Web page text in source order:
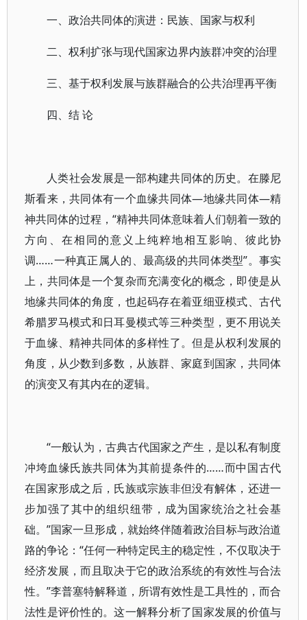
一、政治共同体的演进：民族、国家与权利
二、权利扩张与现代国家边界内族群冲突的治理
三、基于权利发展与族群融合的公共治理再平衡
四、结 论
人类社会发展是一部构建共同体的历史。在滕尼
斯看来，共同体有一个血缘共同体—地缘共同体—精
神共同体的过程，“精神共同体意味着人们朝着一致的
方向、在相同的意义上纯粹地相互影响、彼此协
调……一种真正属人的、最高级的共同体类型”。事实
上，共同体是一个复杂而充满变化的概念，即使是从
地缘共同体的角度，也起码存在着亚细亚模式、古代
希腊罗马模式和日耳曼模式等三种类型，更不用说关
于血缘、精神共同体的多样性了。但是从权利发展的
角度，从少数到多数，从族群、家庭到国家，共同体
的演变又有其内在的逻辑。
“一般认为，古典古代国家之产生，是以私有制度
冲垮血缘氏族共同体为其前提条件的……而中国古代
在国家形成之后，氏族或宗族非但没有解体，还进一
步加强了其中的组织纽带，成为国家统治之社会基
础。”国家一旦形成，就始终伴随着政治目标与政治道
路的争论：“任何一种特定民主的稳定性，不仅取决于
经济发展，而且取决于它的政治系统的有效性与合法
性。”李普塞特解释道，所谓有效性是工具性的，而合
法性是评价性的。这一解释分析了国家发展的价值与